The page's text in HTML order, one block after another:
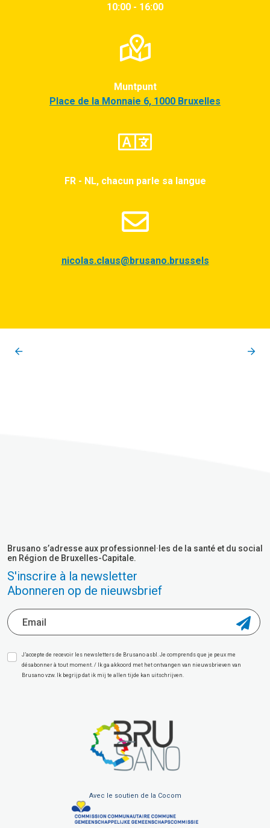
10:00 - 16:00
Muntpunt
Place de la Monnaie 6, 1000 Bruxelles
FR - NL, chacun parle sa langue
nicolas.claus@brusano.brussels
Brusano s’adresse aux professionnel·les de la santé et du social
en Région de Bruxelles-Capitale.
S'inscrire à la newsletter
Abonneren op de nieuwsbrief
J’accepte de recevoir les newsletters de Brusano asbl. Je comprends que je peux me
désabonner à tout moment. / Ik ga akkoord met het ontvangen van nieuwsbrieven van
Brusano vzw. Ik begrijp dat ik mij te allen tijde kan uitschrijven.
Avec le soutien de la Cocom